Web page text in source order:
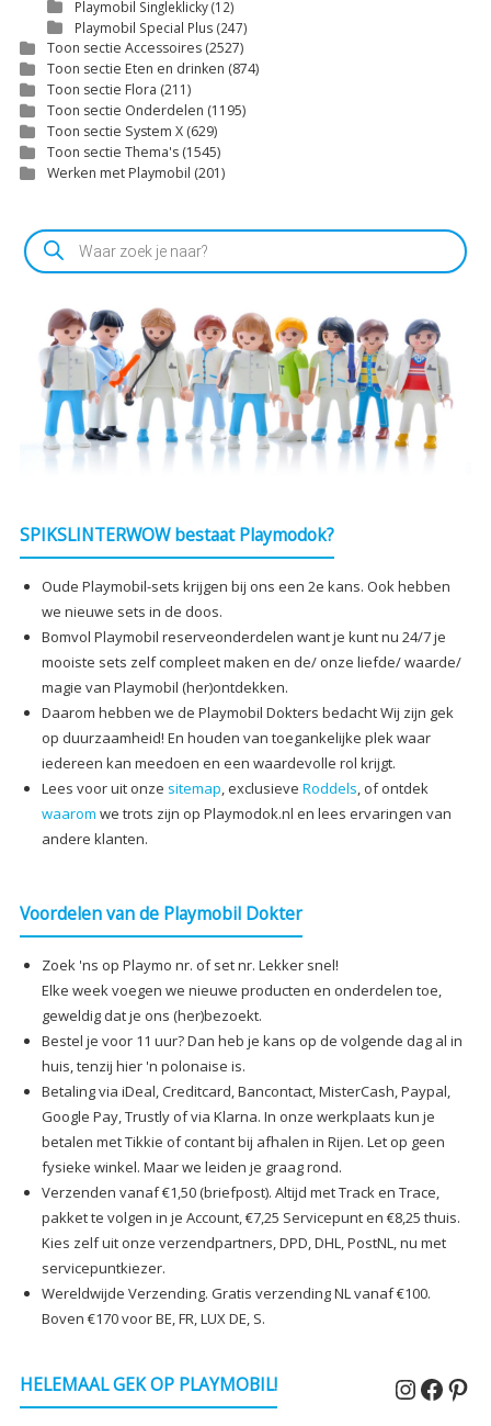
Playmobil Singleklicky(12)
Playmobil Special Plus (247)
Toon sectie Accessoires (2527)
Toon sectie Eten en drinken (874)
Toon sectie Flora (211)
Toon sectie Onderdelen (1195)
Toon sectie System X (629)
Toon sectie Thema's (1545)
Werken met Playmobil (201)
Producten
zoeken
SPIKSLINTERWOW bestaat Playmodok?
Oude Playmobil-sets krijgen bij ons een 2e kans. Ook hebben
we nieuwe sets in de doos.
Bomvol Playmobil reserveonderdelen want je kunt nu 24/7 je
mooiste sets zelf compleet maken en de/ onze liefde/ waarde/
magie van Playmobil (her)ontdekken.
Daarom hebben we de Playmobil Dokters bedacht Wij zijn gek
op duurzaamheid! En houden van toegankelijke plek waar
iedereen kan meedoen en een waardevolle rol krijgt.
Lees voor uit onze sitemap, exclusieve Roddels, of ontdek
waarom we trots zijn op Playmodok.nl en lees ervaringen van
andere klanten.
Voordelen van de Playmobil Dokter
Zoek 'ns op Playmo nr. of set nr. Lekker snel!
Elke week voegen we nieuwe producten en onderdelen toe,
geweldig dat je ons (her)bezoekt.
Bestel je voor 11 uur? Dan heb je kans op de volgende dag al in
huis, tenzij hier 'n polonaise is.
Betaling via iDeal, Creditcard, Bancontact, MisterCash, Paypal,
Google Pay, Trustly of via Klarna. In onze werkplaats kun je
betalen met Tikkie of contant bij afhalen in Rijen. Let op geen
fysieke winkel. Maar we leiden je graag rond.
Verzenden vanaf €1,50 (briefpost). Altijd met Track en Trace,
pakket te volgen in je Account, €7,25 Servicepunt en €8,25 thuis.
Kies zelf uit onze verzendpartners, DPD, DHL, PostNL, nu met
servicepuntkiezer.
Wereldwijde Verzending. Gratis verzending NL vanaf €100.
Boven €170 voor BE, FR, LUX DE, S.
HELEMAAL GEK OP PLAYMOBIL!